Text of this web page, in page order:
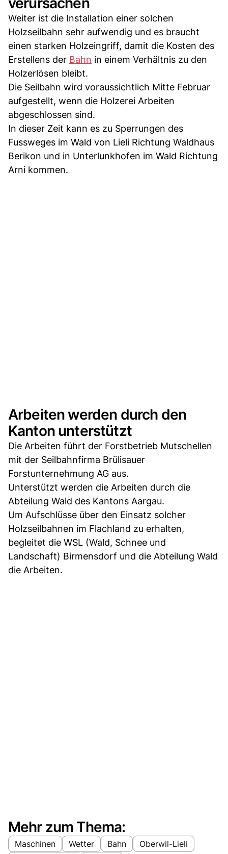
Weiter ist die Installation einer solchen
Holzseilbahn sehr aufwendig und es braucht
einen starken Holzeingriff, damit die Kosten des
Erstellens der Bahn in einem Verhältnis zu den
Holzerlösen bleibt.
Die Seilbahn wird voraussichtlich Mitte Februar
aufgestellt, wenn die Holzerei Arbeiten
abgeschlossen sind.
In dieser Zeit kann es zu Sperrungen des
Fussweges im Wald von Lieli Richtung Waldhaus
Berikon und in Unterlunkhofen im Wald Richtung
Arni kommen.
Arbeiten werden durch den
Kanton unterstützt
Die Arbeiten führt der Forstbetrieb Mutschellen
mit der Seilbahnfirma Brülisauer
Forstunternehmung AG aus.
Unterstützt werden die Arbeiten durch die
Abteilung Wald des Kantons Aargau.
Um Aufschlüsse über den Einsatz solcher
Holzseilbahnen im Flachland zu erhalten,
begleitet die WSL (Wald, Schnee und
Landschaft) Birmensdorf und die Abteilung Wald
die Arbeiten.
Mehr zum Thema:
Maschinen Wetter Bahn
Oberwil-Lieli